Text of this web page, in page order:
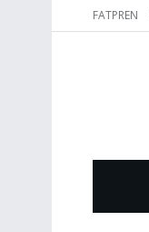
FATPREN